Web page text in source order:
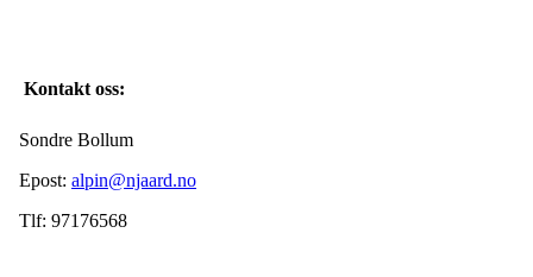
Kontakt oss:
Sondre Bollum
Epost: alpin@njaard.no
Tlf: 97176568